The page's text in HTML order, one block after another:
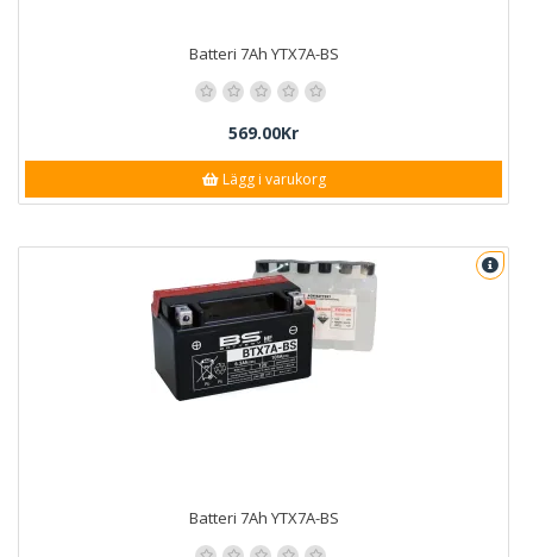
Batteri 7Ah YTX7A-BS
569.00Kr
Lägg i varukorg
Batteri 7Ah YTX7A-BS